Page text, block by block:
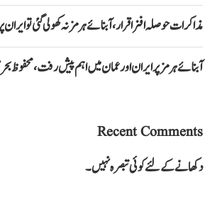
مذاکرات حوصلہ افزا قرار،آبنائے ہرمز نہ کھولی گئی تو
آبنائے ہرمز پر ایران اور عمان میں اہم پیش رفت، محفوظ
Recent Comments
دکھانے کے لئے کوئی تبصرہ نہیں۔